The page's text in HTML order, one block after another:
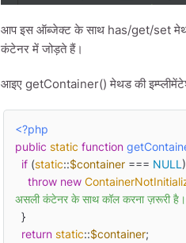
आप इस ऑब्जेक्ट के साथ has/get/set
कंटेनर में जोड़ते हैं।
आइए getContainer() मेथड की
<?php
public static function
if (static::$container === NULL
throw new
असली कंटेनर के साथ कॉल करना ज़रूरी
return static::$container;